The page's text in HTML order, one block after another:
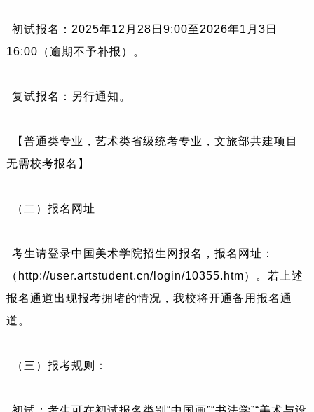
初试报名：2025年12月28日9:00至2026年1月3日
16:00（逾期不予补报）。
复试报名：另行通知。
【普通类专业，艺术类省级统考专业，文旅部共建项目
无需校考报名】
（二）报名网址
考生请登录中国美术学院招生网报名，报名网址：
（http://user.artstudent.cn/login/10355.htm）。若上述
报名通道出现报考拥堵的情况，我校将开通备用报名通
道。
（三）报考规则：